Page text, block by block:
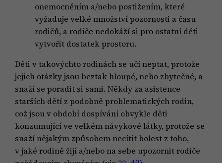
onemocněním a/nebo postižením, které
vyžaduje velké množství pozornosti a času
rodičů, a rodiče nedokáží si pro ostatní děti
vytvořit dostatek prostoru.
Děti v takovýchto rodinách se učí neptat, protože
jejich otázky jsou beztak hloupé, nebo zbytečné, a
snaží se poradit si sami. Někdy za asistence
starších dětí z podobně problematických rodin,
což jsou v období dospívání obvykle děti
konzumující ve velkém návykové látky, protože se
snaží nějakým způsobem necítit bolest z toho,
v jaké rodině žijí a/nebo na sebe upozornit rodiče